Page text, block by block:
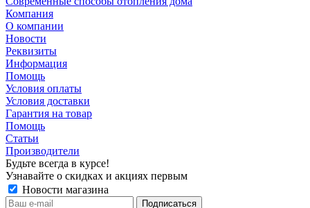
Компания
О компании
Новости
Реквизиты
Информация
Помощь
Условия оплаты
Условия доставки
Гарантия на товар
Помощь
Статьи
Производители
Будьте всегда в курсе!
Узнавайте о скидках и акциях первым
Новости магазина